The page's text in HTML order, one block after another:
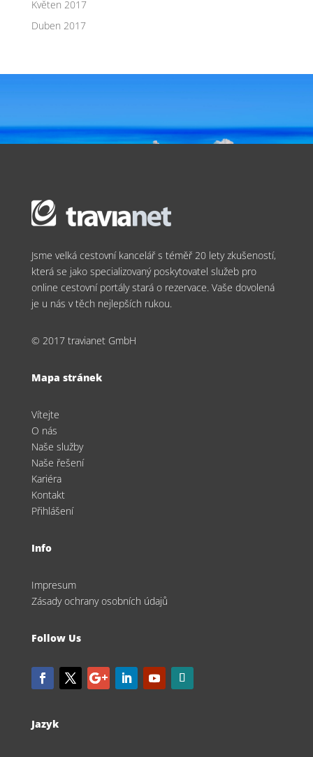
Květen 2017
Duben 2017
Jsme velká cestovní kancelář s téměř 20 lety zkušeností,
která se jako specializovaný poskytovatel služeb pro
online cestovní portály stará o rezervace. Vaše dovolená
je u nás v těch nejlepších rukou.
© 2017 travianet GmbH
Mapa stránek
Vítejte
O nás
Naše služby
Naše řešení
Kariéra
Kontakt
Přihlášení
Info
Impresum
Zásady ochrany osobních údajů
Follow Us
Jazyk